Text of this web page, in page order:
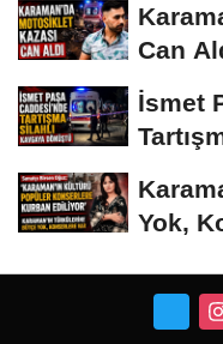
Can
İsmet
Yok,